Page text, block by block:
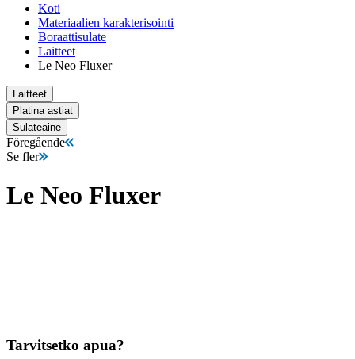
Koti
Materiaalien karakterisointi
Boraattisulate
Laitteet
Le Neo Fluxer
Laitteet
Platina astiat
Sulateaine
Föregående
Se fler
Le Neo Fluxer
Tarvitsetko apua?